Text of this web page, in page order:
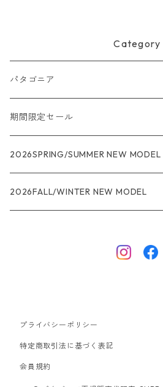
Category
パタゴニア
メンズ
R1
ウィメンズ
R1
ジャケット・アウター
スウェットシャツ・フーディ
ボードショーツ
期間限定セール
★★★
レインウェアー
2026SPRING/SUMMER NEW MODEL
2026FALL/WINTER NEW MODEL
プライバシーポリシー
特定商取引法に基づく表記
会員規約